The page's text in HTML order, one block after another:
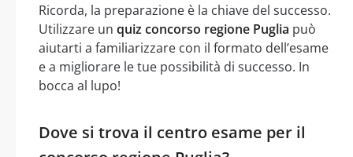
Ricorda, la preparazione è la chiave del successo.
Utilizzare un quiz concorso regione Puglia può
aiutarti a familiarizzare con il formato dell’esame
e a migliorare le tue possibilità di successo. In
bocca al lupo!
Dove si trova il centro esame per il